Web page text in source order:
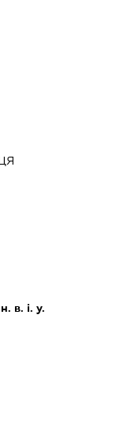
в. і. у.